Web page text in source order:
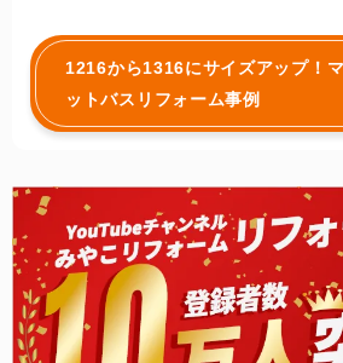
1216から1316にサイズアップ！
ットバスリフォーム事例